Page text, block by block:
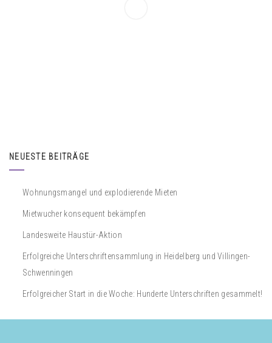
NEUESTE BEITRÄGE
Wohnungsmangel und explodierende Mieten
Mietwucher konsequent bekämpfen
Landesweite Haustür-Aktion
Erfolgreiche Unterschriftensammlung in Heidelberg und Villingen-
Schwenningen
Erfolgreicher Start in die Woche: Hunderte Unterschriften gesammelt!